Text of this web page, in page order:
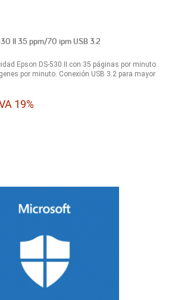
II 35 ppm/70 ipm USB 3.2
Epson DS-530 II con 35 páginas por minuto
por minuto. Conexión USB 3.2 para mayor
19%